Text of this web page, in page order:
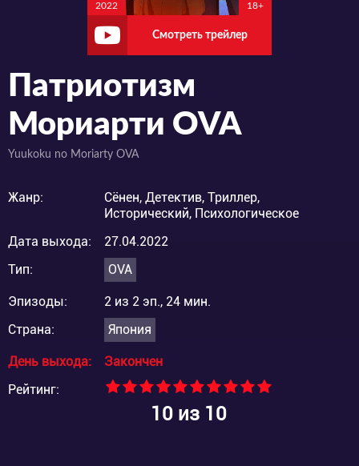
18+
2022
Смотреть трейлер
Патриотизм
Мориарти OVA
Yuukoku no Moriarty OVA
Жанр:
Сёнен, Детектив, Триллер,
Исторический, Психологическое
Дата выхода:
27.04.2022
Тип:
OVA
Эпизоды:
2 из 2 эп., 24 мин.
Страна:
Япония
День выхода:
Закончен
Рейтинг:
10из 10